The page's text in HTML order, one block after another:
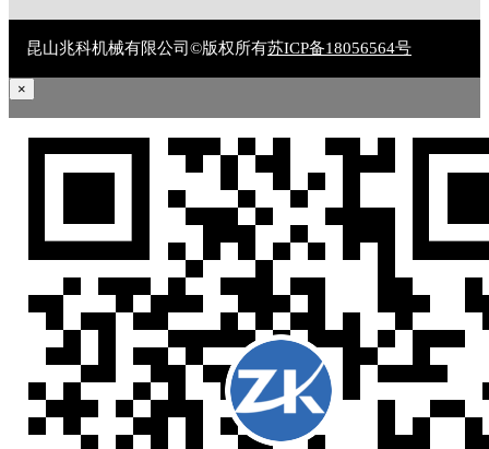
昆山兆科机械有限公司©版权所有苏ICP备18056564号
×